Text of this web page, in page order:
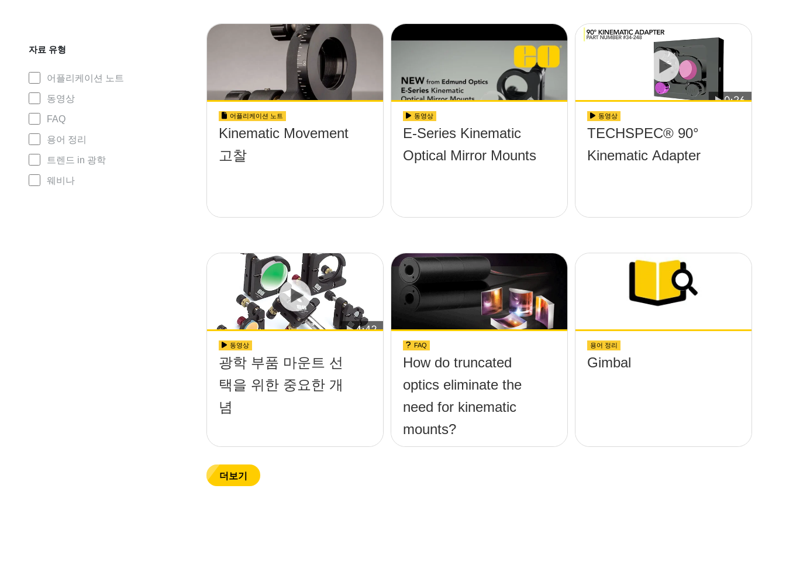
자료 유형
어플리케이션 노트
동영상
FAQ
용어 정리
트렌드 in 광학
웨비나
어플리케이션 노트
Kinematic Movement
고찰
동영상
E-Series Kinematic
Optical Mirror Mounts
동영상
TECHSPEC® 90°
Kinematic Adapter
동영상
광학 부품 마운트 선
택을 위한 중요한 개
념
FAQ
How do truncated
optics eliminate the
need for kinematic
mounts?
용어 정리
Gimbal
더보기